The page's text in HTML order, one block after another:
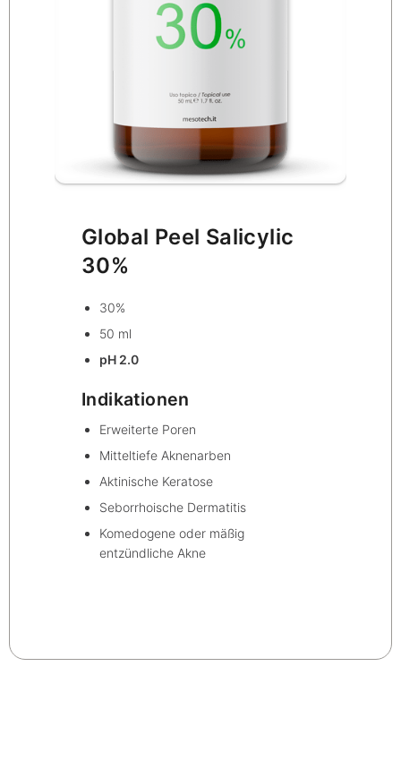
Global Peel Salicylic
30%
30%
50 ml
pH 2.0
Indikationen
Erweiterte Poren
Mitteltiefe Aknenarben
Aktinische Keratose
Seborrhoische Dermatitis
Komedogene oder mäßig
entzündliche Akne